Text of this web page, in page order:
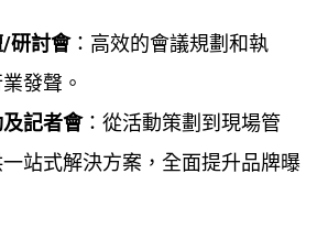
研討會：高效的會議規劃和執
發聲。
記者會：從活動策劃到現場管
站式解決方案，全面提升品牌曝